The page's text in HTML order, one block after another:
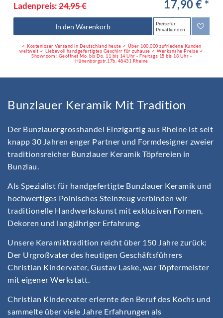
Ladenpreis:24,95 € 17,90 € *
In den Warenkorb
Preise für
Privatkunden
✓ Kostenloser Versand in Deutschland heute ✓ Über 100.000 zufriedene Kunden
weltweit ✓ Liebevoll handgefertigtes Geschirr für zuhause ✓ Werksnahe Preise ✓
Showroom : Geöffnet Mo. bis Do. 11 bis 14 Uhr - Freitags 15 bis 18 Uhr -
Hünenborgstr.17b, 48431 Rheine
Bunzlauer Keramik Mit Tradition
Der Bunzlauergrosshandel Einzigartig aus Rheine ist seit
knapp 30 Jahren enger Partner und Formdesigner zweier
traditionsreicher Bunzlauer Keramik Töpfereien in
Bunzlau.
Als Spezialist für handgefertigte Bunzlauer Keramik und
hochwertiges Polnisches Steinzeug verbinden wir
traditionelle Handwerkskunst mit exklusiven Formen,
Dekoren und langjähriger Erfahrung.
Unsere Keramiktradition reicht über 150 Jahre zurück:
Der Urgroßvater des heutigen Geschäftsführers
Christian Kindervater, Gustav Laske, war Töpfermeister
mit eigener Werkstatt.
Christian Kindervater erlernte den Beruf des Kochs und
sammelte über viele Jahre Erfahrungen als